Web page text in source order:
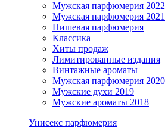
Мужская парфюмерия 2022
Мужская парфюмерия 2021
Нишевая парфюмерия
Классика
Хиты продаж
Лимитированные издания
Винтажные ароматы
Мужская парфюмерия 2020
Мужские духи 2019
Мужские ароматы 2018
Унисекс парфюмерия